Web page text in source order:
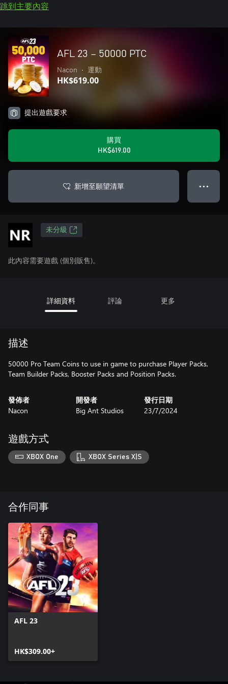
跳到主要內容
AFL 23 – 50000 PTC
Nacon • 運動
HK$619.00
提出遊戲要求
購買
HK$619.00
新增至願望清單 ● ● ●
未分級
此內容需要遊戲 (個別販售)。
詳細資料 評論 更多
描述
50000 Pro Team Coins to use in game to purchase Player Packs,
Team Builder Packs, Booster Packs and Position Packs.
發佈者
Nacon
開發者
Big Ant Studios
發行日期
23/7/2024
遊戲方式
XBOX One XBOX Series X|S
合作同事
AFL 23
HK$309.00+